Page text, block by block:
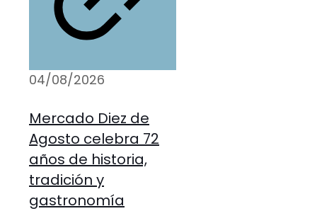
04/08/2026
Mercado Diez de
Agosto celebra 72
años de historia,
tradición y
gastronomía